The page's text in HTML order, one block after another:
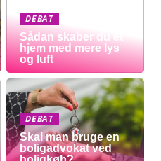
DEBAT
Sådan skaber du et
hjem med mere lys
og luft
DEBAT
Skal man bruge en
boligadvokat ved